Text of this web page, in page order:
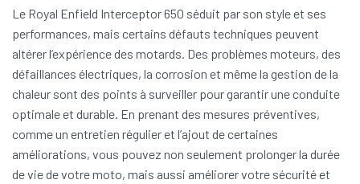
Le Royal Enfield Interceptor 650 séduit par son style et ses
performances, mais certains défauts techniques peuvent
altérer l’expérience des motards. Des problèmes moteurs, des
défaillances électriques, la corrosion et même la gestion de la
chaleur sont des points à surveiller pour garantir une conduite
optimale et durable. En prenant des mesures préventives,
comme un entretien régulier et l’ajout de certaines
améliorations, vous pouvez non seulement prolonger la durée
de vie de votre moto, mais aussi améliorer votre sécurité et